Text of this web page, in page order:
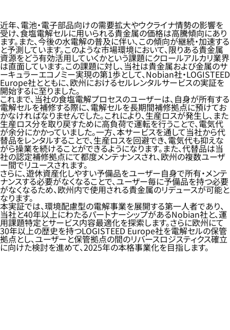
近年、電池・電子部品向けの需要拡大やウクライナ情勢の影響を
受け、食塩電解セルに用いられる貴金属の価格は高騰傾向にあり
ます。また、今後の水電解の普及に伴い、この傾向が継続・加速する
と予測しています。このような市場環境において、限りある貴金属
資源をどう有効活用していくかという課題にクロールアルカリ業界
は直面しています。この課題に対し、当社は貴金属および金属のサ
ーキュラーエコノミー実現の第1歩として、Nobian社・LOGISTEED
Europe社とともに、欧州におけるセルレンタルサービスの実証を
開始するに至りました。
これまで、当社の食塩電解プロセスのユーザーは、自身が所有する
電解セルを補修する際に、電解セルを長期間補修拠点に預けてお
かなければなりませんでした。これにより、生産ロスが発生し、また
生産ロス分を取り戻すために高負荷で運転を行うことで、電気代
が余分にかかっていました。一方、本サービスを通して当社から代
替品をレンタルすることで、生産ロスを回避でき、電気代も抑えな
がら操業を続けることができるようになります。また、代替品は当
社の認定補修拠点にて都度メンテナンスされ、欧州の複数ユーザ
ー間でリユースされます。
さらに、遊休資産化しやすい予備品をユーザー自身で所有・メンテ
ナンスする必要がなくなることで、ユーザー毎に予備品を持つ必要
がなくなるため、欧州内で使用される貴金属のリデュースが可能と
なります。
本実証では、環境配慮型の電解事業を展開する第一人者であり、
当社と40年以上にわたるパートナーシップがあるNobian社と、運
用課題特定とサービス内容最適化を探索します。さらに欧州にて
30年以上の歴史を持つLOGISTEED Europe社を電解セルの保管
拠点とし、ユーザーと保管拠点の間のリバースロジスティクス確立
に向けた検討を進めて、2025年の本格事業化を目指します。